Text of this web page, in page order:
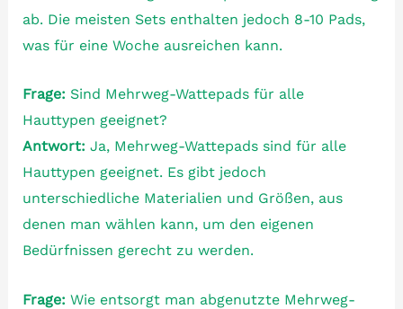
ab. Die meisten Sets enthalten jedoch 8-10 Pads,
was für eine Woche ausreichen kann.
Frage: Sind Mehrweg-Wattepads für alle
Hauttypen geeignet?
Antwort: Ja, Mehrweg-Wattepads sind für alle
Hauttypen geeignet. Es gibt jedoch
unterschiedliche Materialien und Größen, aus
denen man wählen kann, um den eigenen
Bedürfnissen gerecht zu werden.
Frage: Wie entsorgt man abgenutzte Mehrweg-